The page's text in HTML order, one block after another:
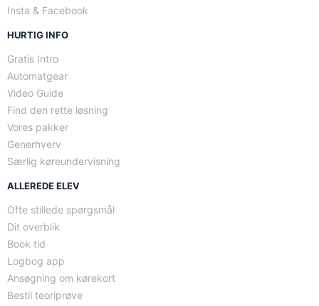
Insta & Facebook
HURTIG INFO
Gratis Intro
Automatgear
Video Guide
Find den rette løsning
Vores pakker
Generhverv
Særlig køreundervisning
ALLEREDE ELEV
Ofte stillede spørgsmål
Dit overblik
Book tid
Logbog app
Ansøgning om kørekort
Bestil teoriprøve